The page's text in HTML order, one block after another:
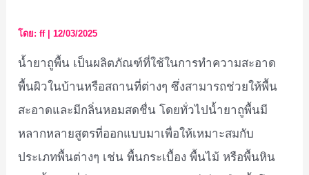
โดย:ff |12/03/2025
น้ำยาถูพื้น เป็นผลิตภัณฑ์ที่ใช้ในการทำความสะอาด
พื้นผิวในบ้านหรือสถานที่ต่างๆ ซึ่งสามารถช่วยให้พื้น
สะอาดและมีกลิ่นหอมสดชื่น โดยทั่วไปน้ำยาถูพื้นมี
หลากหลายสูตรที่ออกแบบมาเพื่อให้เหมาะสมกับ
ประเภทพื้นต่างๆ เช่น พื้นกระเบื้อง พื้นไม้ หรือพื้นหิน